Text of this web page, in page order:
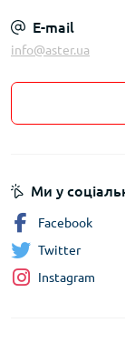
E-mail
info@aster.ua
Ми у
Facebook
Twitter
Instagram